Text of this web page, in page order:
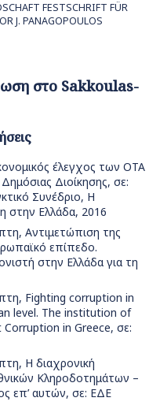
FESTSCHRIFT FÜR
J. PANAGOPOULOS
στο Sakkoulas-
έλεγχος των ΟΤΑ
Διοίκησης, σε:
Συνέδριο, Η
στην Ελλάδα, 2016
Αντιμετώπιση της
επίπεδο.
στην Ελλάδα για τη
Fighting corruption in
level. The institution of
in Greece, σε:
Η διαχρονική
Κληροδοτημάτων –
επ’ αυτών, σε: ΕΔΕ